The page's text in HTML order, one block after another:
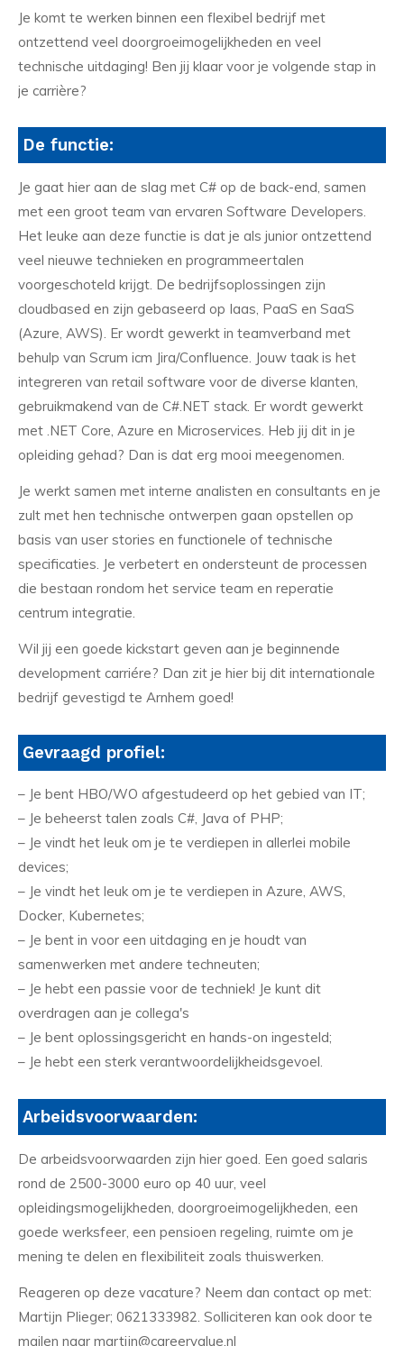
Je komt te werken binnen een flexibel bedrijf met
ontzettend veel doorgroeimogelijkheden en veel
technische uitdaging! Ben jij klaar voor je volgende stap in
je carrière?
De functie:
Je gaat hier aan de slag met C# op de back-end, samen
met een groot team van ervaren Software Developers.
Het leuke aan deze functie is dat je als junior ontzettend
veel nieuwe technieken en programmeertalen
voorgeschoteld krijgt. De bedrijfsoplossingen zijn
cloudbased en zijn gebaseerd op Iaas, PaaS en SaaS
(Azure, AWS). Er wordt gewerkt in teamverband met
behulp van Scrum icm Jira/Confluence. Jouw taak is het
integreren van retail software voor de diverse klanten,
gebruikmakend van de C#.NET stack. Er wordt gewerkt
met .NET Core, Azure en Microservices. Heb jij dit in je
opleiding gehad? Dan is dat erg mooi meegenomen.
Je werkt samen met interne analisten en consultants en je
zult met hen technische ontwerpen gaan opstellen op
basis van user stories en functionele of technische
specificaties. Je verbetert en ondersteunt de processen
die bestaan rondom het service team en reperatie
centrum integratie.
Wil jij een goede kickstart geven aan je beginnende
development carriére? Dan zit je hier bij dit internationale
bedrijf gevestigd te Arnhem goed!
Gevraagd profiel:
– Je bent HBO/WO afgestudeerd op het gebied van IT;
– Je beheerst talen zoals C#, Java of PHP;
– Je vindt het leuk om je te verdiepen in allerlei mobile
devices;
– Je vindt het leuk om je te verdiepen in Azure, AWS,
Docker, Kubernetes;
– Je bent in voor een uitdaging en je houdt van
samenwerken met andere techneuten;
– Je hebt een passie voor de techniek! Je kunt dit
overdragen aan je collega's
– Je bent oplossingsgericht en hands-on ingesteld;
– Je hebt een sterk verantwoordelijkheidsgevoel.
Arbeidsvoorwaarden:
De arbeidsvoorwaarden zijn hier goed. Een goed salaris
rond de 2500-3000 euro op 40 uur, veel
opleidingsmogelijkheden, doorgroeimogelijkheden, een
goede werksfeer, een pensioen regeling, ruimte om je
mening te delen en flexibiliteit zoals thuiswerken.
Reageren op deze vacature? Neem dan contact op met:
Martijn Plieger; 0621333982. Solliciteren kan ook door te
mailen naar martijn@careervalue.nl